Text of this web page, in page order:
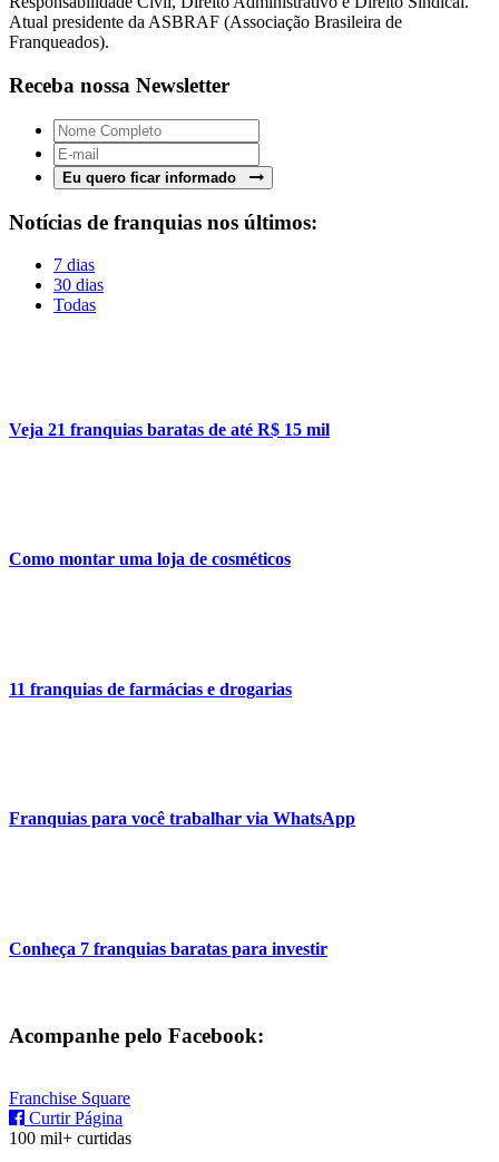
Atual presidente da ASBRAF (Associação Brasileira de
Franqueados).
Receba nossa Newsletter
Eu quero ficar informado
Notícias de franquias nos últimos:
7 dias
30 dias
Todas
Veja 21 franquias baratas de até R$ 15 mil
Como montar uma loja de cosméticos
11 franquias de farmácias e drogarias
Franquias para você trabalhar via WhatsApp
Conheça 7 franquias baratas para investir
Acompanhe pelo Facebook:
Franchise Square
Curtir Página
100 mil+ curtidas